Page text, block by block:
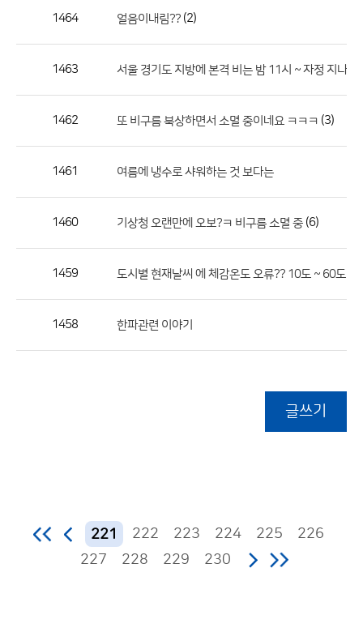
공
1464 얼음이내림?? (2)
1463 서울 경기도 지방에 본격 비는 밤 11시 ~ 자정 지나 내
1462 또 비구름 북상하면서 소멸 중이네요 ㅋㅋㅋ (3)
1461 여름에 냉수로 샤워하는 것 보다는
1460 기상청 오랜만에 오보?ㅋ 비구름 소멸 중 (6)
1459 도시별 현재날씨 에 체감온도 오류?? 10도 ~ 60도 큰
1458 한파관련 이야기
글쓰기
221 222 223 224 225
226
227
228 229 230